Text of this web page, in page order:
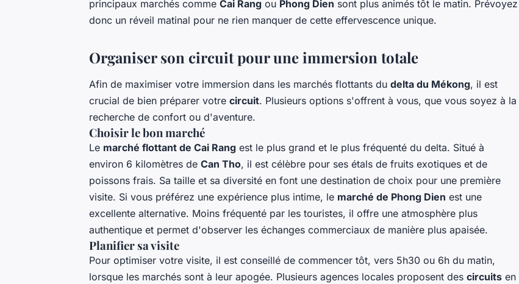
principaux marchés comme Cai Rang ou Phong Dien sont plus animés tôt le matin. Prévoyez
donc un réveil matinal pour ne rien manquer de cette effervescence unique.
Organiser son circuit pour une immersion totale
Afin de maximiser votre immersion dans les marchés flottants du delta du Mékong, il est
crucial de bien préparer votre circuit. Plusieurs options s'offrent à vous, que vous soyez à la
recherche de confort ou d'aventure.
Choisir le bon marché
Le marché flottant de Cai Rang est le plus grand et le plus fréquenté du delta. Situé à
environ 6 kilomètres de Can Tho, il est célèbre pour ses étals de fruits exotiques et de
poissons frais. Sa taille et sa diversité en font une destination de choix pour une première
visite. Si vous préférez une expérience plus intime, le marché de Phong Dien est une
excellente alternative. Moins fréquenté par les touristes, il offre une atmosphère plus
authentique et permet d'observer les échanges commerciaux de manière plus apaisée.
Planifier sa visite
Pour optimiser votre visite, il est conseillé de commencer tôt, vers 5h30 ou 6h du matin,
lorsque les marchés sont à leur apogée. Plusieurs agences locales proposent des circuits en